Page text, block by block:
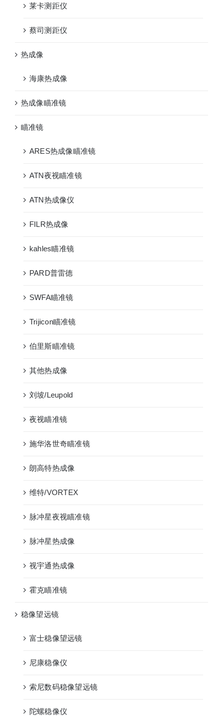
莱卡测距仪
蔡司测距仪
热成像
海康热成像
热成像瞄准镜
瞄准镜
ARES热成像瞄准镜
ATN夜视瞄准镜
ATN热成像仪
FILR热成像
kahles瞄准镜
PARD普雷德
SWFA瞄准镜
Trijicon瞄准镜
伯里斯瞄准镜
其他热成像
刘坡/Leupold
夜视瞄准镜
施华洛世奇瞄准镜
朗高特热成像
维特/VORTEX
脉冲星夜视瞄准镜
脉冲星热成像
视宇通热成像
霍克瞄准镜
稳像望远镜
富士稳像望远镜
尼康稳像仪
索尼数码稳像望远镜
陀螺稳像仪